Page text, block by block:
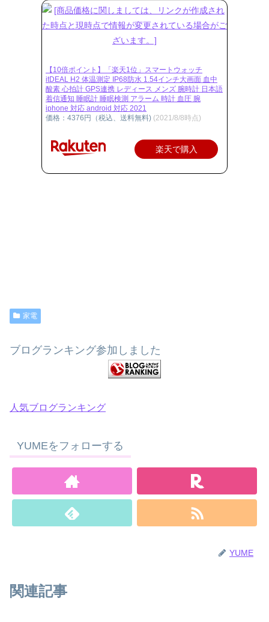
【10倍ポイント】「楽天1位」スマートウォッチ
itDEAL H2 体温測定 IP68防水 1.54インチ大画面 血中
酸素 心拍計 GPS連携 レディース メンズ 腕時計 日本語
着信通知 睡眠計 睡眠検測 アラーム 時計 血圧 腕
iphone 対応 android 対応 2021
価格：4376円（税込、送料無料) (2021/8/8時点)
楽天で購入
家電
ブログランキング参加しました
人気ブログランキング
YUMEをフォローする
YUME
関連記事